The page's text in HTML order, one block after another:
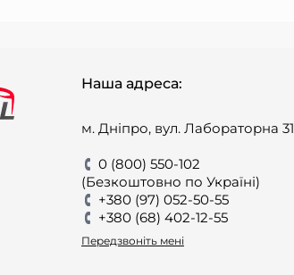
Наша адреса:
м. Дніпро, вул. Лабораторна 31
0 (800) 550-102
(Безкоштовно по Україні)
+380 (97) 052-50-55
+380 (68) 402-12-55
Передзвоніть мені